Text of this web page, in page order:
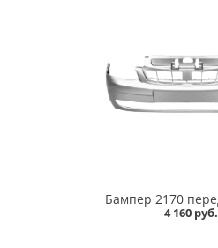
4 160 руб.